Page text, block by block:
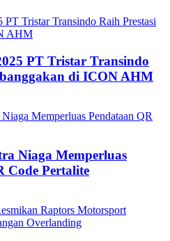
PT Tristar Transindo
di ICON AHM
Niaga Memperluas
Code Pertalite